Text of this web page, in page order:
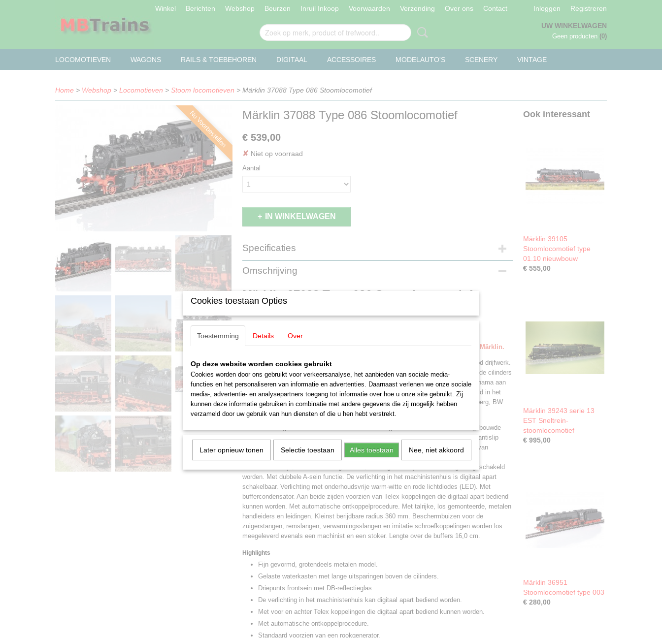
Winkel Berichten Webshop Beurzen Inruil Inkoop Voorwaarden Verzending Over ons Contact Inloggen Registreren
UW WINKELWAGEN
Geen producten (0)
LOCOMOTIEVEN WAGONS RAILS & TOEBEHOREN DIGITAAL ACCESSOIRES MODELAUTO'S SCENERY VINTAGE
Home > Webshop > Locomotieven > Stoom locomotieven > Märklin 37088 Type 086 Stoomlocomotief
Nu Voorbestellen Märklin 37088 Type 086 Stoomlocomotief
€ 539,00
✘ Niet op voorraad
Aantal
IN WINKELWAGEN
Specificaties
Productcode leverancier
Schaal
Staat
Omschrijving
Märklin 37088 Type 086 Stoomlocomotief
LET OP: Kies bij betalen voor de optie: Betalen bij afhalen
Een aanbetaling is NIET nodig!
Betalen en afhalen of opsturen geschied binnen 30 dagen na uitlevering door Märklin.
Tenderlocomotief type 086 van de Deutsche Bundesbahn (DB). Kleur zwart met rood drijfwerk.
Model met vier ketelopbouwen. Gelaste waterkasten met lange uitsparingen boven de cilinders
en afgeronde kanten. Driepunts frontsein met DB-Reflectieglas. Met bel en turbodynama aan
de linkerkant en rookkamerdeur zonder centrale vergrendeling met het nummerschild in het
midden. Zonder Indusi. Locomotiefnummer 086 795-2. Ingedeeld bij de BD Neurenberg, BW
Nürnberg Rbf. Model in de uitvoering omstreeks 1969/70.
Met digitale mfx+ decoder en veel licht- en geluidsfuncties. In de ketel ingebouwde
geregelde hoogvermogens aandrijving met vliegwiel. Vier aangedreven assen. Met antislip
banden. De locomotief is grotendeels vervaardigd van metaal. Standaard voorzien van
rookgenerator. Het met de rijrichting wisselende driepunts frontsein en de twee rode
sluitlantaarns zijn, net als de rookgenerator, analoog in bedrijf en kunnen digitaal geschakeld
worden. Met dubbele A-sein functie. De verlichting in het machinistenhuis is digitaal apart
schakelbaar. Verlichting met onderhoudsvrije warm-witte en rode lichtdiodes (LED). Met
buffercondensator. Aan beide zijden voorzien van Telex koppelingen die digitaal apart bediend
kunnen worden. Met automatische ontkoppelprocedure. Met talrijke, los gemonteerde, metalen
handleiders en leidingen. Kleinst berijdbare radius 360 mm. Beschermbuizen voor de
zuigerstangen, remslangen, verwarmingsslangen en imitatie schroefkoppelingen worden los
meegeleverd evenals een machinist en een stoker. Lengte over de buffers 16,0 cm.
Highlights
Fijn gevormd, grotendeels metalen model.
Gelaste waterkasten met lange uitsparingen boven de cilinders.
Driepunts frontsein met DB-reflectieglas.
De verlichting in het machinistenhuis kan digitaal apart bediend worden.
Met voor en achter Telex koppelingen die digitaal apart bediend kunnen worden.
Met automatische ontkoppelprocedure.
Standaard voorzien van een rookgenerator.
Ook interessant
Märklin 39105
Stoomlocomotief type
01.10 nieuwbouw
€ 555,00
Märklin 39243 serie 13
EST Sneltrein-
stoomlocomotief
€ 995,00
Märklin 36951
Stoomlocomotief type 003
€ 280,00
Cookies toestaan Opties
Toestemming Details Over
Op deze website worden cookies gebruikt
Cookies worden door ons gebruikt voor verkeersanalyse, het aanbieden van sociale media-
functies en het personaliseren van informatie en advertenties. Daarnaast verlenen we onze sociale
media-, advertentie- en analysepartners toegang tot informatie over hoe u onze site gebruikt. Zij
kunnen deze informatie gebruiken in combinatie met andere gegevens die zij mogelijk hebben
verzameld door uw gebruik van hun diensten of die u hen hebt verstrekt.
Later opnieuw tonen Selectie toestaan Alles toestaan Nee, niet akkoord